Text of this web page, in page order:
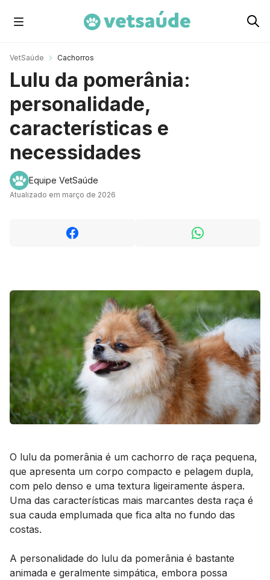
Gatos
Roedores
Aves
VetSaúde Cachorros
Lulu da pomerânia:
personalidade,
características e
necessidades
Equipe VetSaúde
Atualizado em março de 2026
O lulu da pomerânia é um cachorro de raça pequena,
que apresenta um corpo compacto e pelagem dupla,
com pelo denso e uma textura ligeiramente áspera.
Uma das características mais marcantes desta raça é
sua cauda emplumada que fica alta no fundo das
costas.
A personalidade do lulu da pomerânia é bastante
animada e geralmente simpática, embora possa